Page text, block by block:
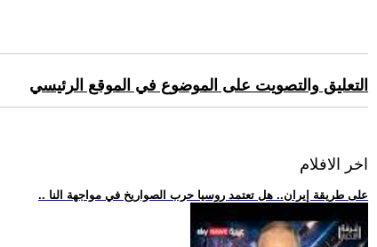
التعليق والتصويت على الموضوع في الموقع الرئيسي
اخر الافلام
.. على طريقة إيران.. هل تعتمد روسيا حرب الصواريخ في مواجهة النا